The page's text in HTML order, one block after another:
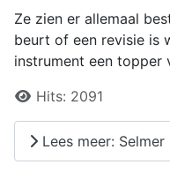
Ze zien er allemaal
beurt of een revisie is
instrument een topper
Details
Hits: 2091
Lees meer: